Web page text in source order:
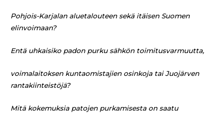
Pohjois-Karjalan aluetalouteen sekä itäisen Suomen
elinvoimaan?
Entä uhkaisiko padon purku sähkön toimitusvarmuutta,
voimalaitoksen kuntaomistajien osinkoja tai Juojärven
rantakiinteistöjä?
Mitä kokemuksia patojen purkamisesta on saatu